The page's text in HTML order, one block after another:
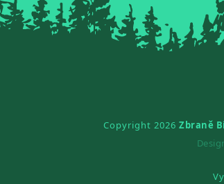
Copyright 2026 Zbraně